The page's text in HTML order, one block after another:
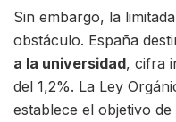
Sin embargo, la
obstáculo. España
a la universidad, cifra
del 1,2%. La Ley
establece el objetivo